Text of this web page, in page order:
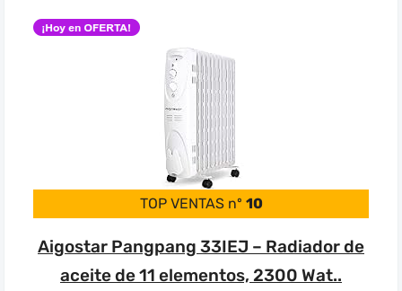
TOP VENTAS nº 10
Aigostar Pangpang 33IEJ – Radiador de
aceite de 11 elementos, 2300 Wat..